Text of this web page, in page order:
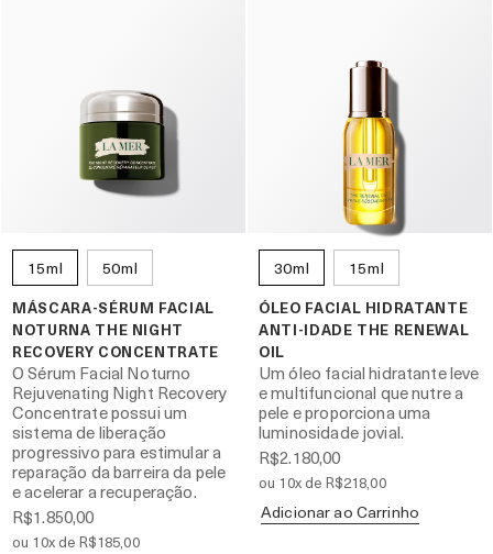
15ml 50ml
MÁSCARA-SÉRUM FACIAL
NOTURNA THE NIGHT
RECOVERY CONCENTRATE
O Sérum Facial Noturno
Rejuvenating Night Recovery
Concentrate possui um
sistema de liberação
progressivo para estimular a
reparação da barreira da pele
e acelerar a recuperação.
R$1.850,00
ou 10x de R$185,00
30ml 15ml
ÓLEO FACIAL HIDRATANTE
ANTI-IDADE THE RENEWAL
OIL
Um óleo facial hidratante leve
e multifuncional que nutre a
pele e proporciona uma
luminosidade jovial.
R$2.180,00
ou 10x de R$218,00
Adicionar ao Carrinho